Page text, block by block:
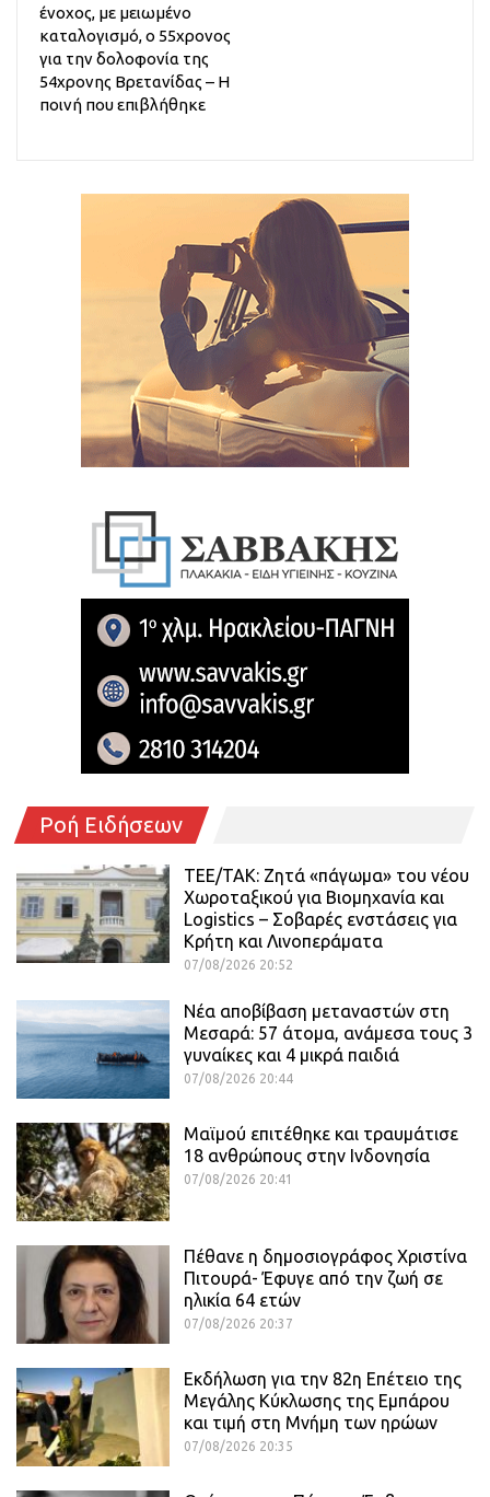
ένοχος, με μειωμένο
καταλογισμό, ο 55χρονος
για την δολοφονία της
54χρονης Βρετανίδας – Η
ποινή που επιβλήθηκε
Ροή Ειδήσεων
ΤΕΕ/ΤΑΚ: Ζητά «πάγωμα» του νέου
Χωροταξικού για Βιομηχανία και
Logistics – Σοβαρές ενστάσεις για
Κρήτη και Λινοπεράματα
07/08/2026 20:52
Νέα αποβίβαση μεταναστών στη
Μεσαρά: 57 άτομα, ανάμεσα τους 3
γυναίκες και 4 μικρά παιδιά
07/08/2026 20:44
Μαϊμού επιτέθηκε και τραυμάτισε
18 ανθρώπους στην Ινδονησία
07/08/2026 20:41
Πέθανε η δημοσιογράφος Χριστίνα
Πιτουρά- Έφυγε από την ζωή σε
ηλικία 64 ετών
07/08/2026 20:37
Εκδήλωση για την 82η Επέτειο της
Μεγάλης Κύκλωσης της Εμπάρου
και τιμή στη Μνήμη των ηρώων
07/08/2026 20:35